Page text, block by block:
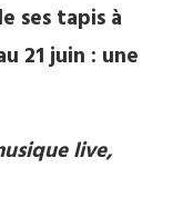
ses tapis à
21 juin : une
live,